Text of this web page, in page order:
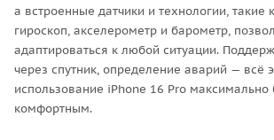
а встроенные датчики и технологии, такие
гироскоп, акселерометр и барометр,
адаптироваться к любой ситуации.
через спутник, определение аварий — всё
использование iPhone 16 Pro
комфортным.